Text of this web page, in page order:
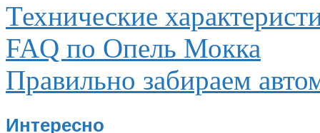
Технические
FAQ по Опель Мокка
Правильно забираем
Интересно